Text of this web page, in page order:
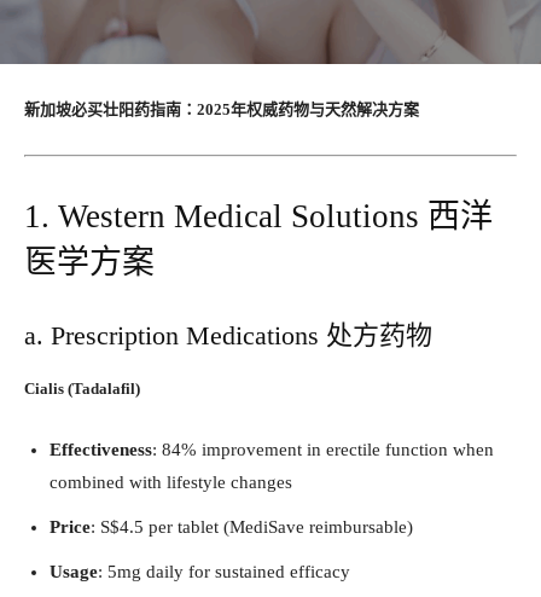
新加坡必买壮阳药指南：2025年权威药物与天然解决方案
1. Western Medical Solutions 西洋
医学方案
a. Prescription Medications 处方药物
Cialis (Tadalafil)​
Effectiveness: 84% improvement in erectile function when
combined with lifestyle changes
Price: S$4.5 per tablet (MediSave reimbursable)
Usage: 5mg daily for sustained efficacy